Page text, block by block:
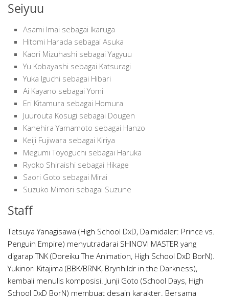
Seiyuu
Asami Imai sebagai Ikaruga
Hitomi Harada sebagai Asuka
Kaori Mizuhashi sebagai Yagyuu
Yu Kobayashi sebagai Katsuragi
Yuka Iguchi sebagai Hibari
Ai Kayano sebagai Yomi
Eri Kitamura sebagai Homura
Juurouta Kosugi sebagai Dougen
Kanehira Yamamoto sebagai Hanzo
Keiji Fujiwara sebagai Kiriya
Megumi Toyoguchi sebagai Haruka
Ryoko Shiraishi sebagai Hikage
Saori Goto sebagai Mirai
Suzuko Mimori sebagai Suzune
Staff
Tetsuya Yanagisawa (High School DxD, Daimidaler: Prince vs.
Penguin Empire) menyutradarai SHINOVI MASTER yang
digarap TNK (Doreiku The Animation, High School DxD BorN).
Yukinori Kitajima (BBK/BRNK, Brynhildr in the Darkness),
kembali menulis komposisi. Junji Goto (School Days, High
School DxD BorN) membuat desain karakter. Bersama